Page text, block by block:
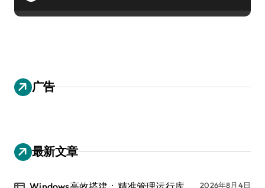
广告
最新文章
2026年8月4日